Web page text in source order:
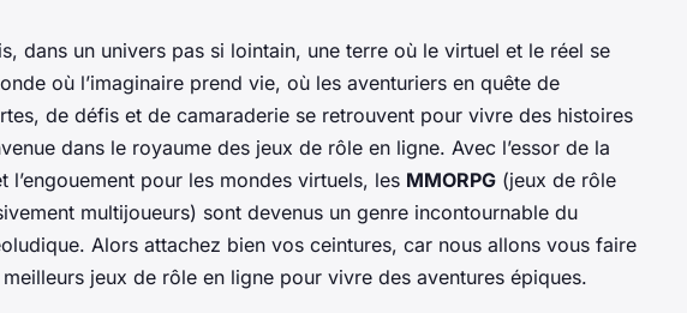
dans un univers pas si lointain, une terre où le virtuel et le réel se
où l’imaginaire prend vie, où les aventuriers en quête de
de défis et de camaraderie se retrouvent pour vivre des histoires
dans le royaume des jeux de rôle en ligne. Avec l’essor de la
l’engouement pour les mondes virtuels, les MMORPG (jeux de rôle
multijoueurs) sont devenus un genre incontournable du
Alors attachez bien vos ceintures, car nous allons vous faire
jeux de rôle en ligne pour vivre des aventures épiques.